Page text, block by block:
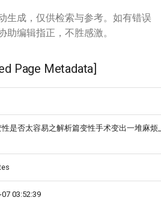
生成，仅供检索与参考。如有错误
助编辑指正，不胜感激。
Page Metadata]
是否太容易之解析篇变性手术变出一堆麻烦
03:52:39